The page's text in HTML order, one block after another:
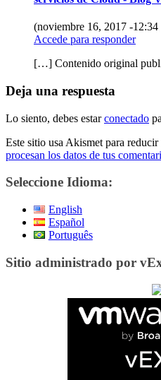
(noviembre 16, 2017 -12:34
Accede para responder
[…] Contenido original
Deja una respuesta
Lo siento, debes estarconectado
Este sitio usa Akismet para reducir
procesan los datos de tus
Seleccione Idioma:
English
Español
Português
Sitio administrado por